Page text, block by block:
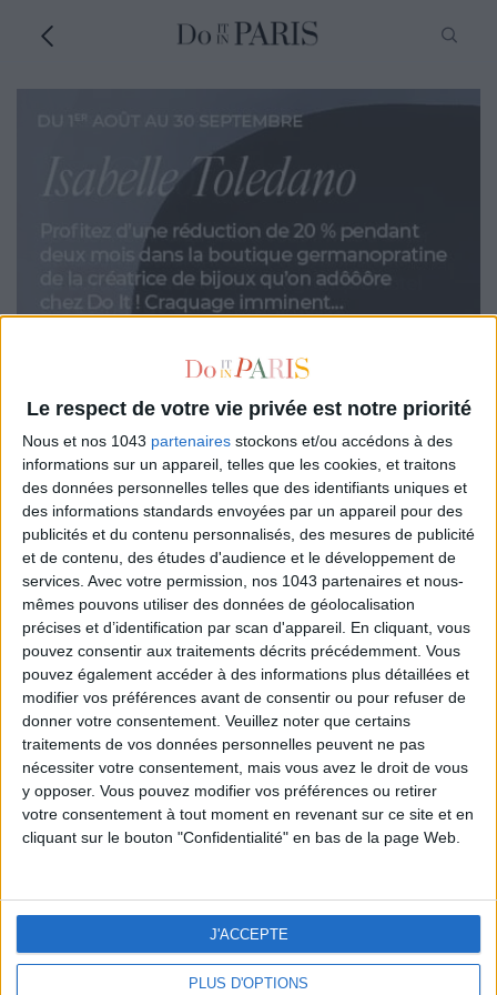
Le respect de votre vie privée est notre priorité
Nous et nos 1043 partenaires stockons et/ou accédons à des
informations sur un appareil, telles que les cookies, et traitons
des données personnelles telles que des identifiants uniques et
des informations standards envoyées par un appareil pour des
publicités et du contenu personnalisés, des mesures de publicité
et de contenu, des études d'audience et le développement de
services. Avec votre permission, nos 1043 partenaires et nous-
mêmes pouvons utiliser des données de géolocalisation
précises et d’identification par scan d'appareil. En cliquant, vous
pouvez consentir aux traitements décrits précédemment. Vous
pouvez également accéder à des informations plus détaillées et
modifier vos préférences avant de consentir ou pour refuser de
donner votre consentement. Veuillez noter que certains
traitements de vos données personnelles peuvent ne pas
nécessiter votre consentement, mais vous avez le droit de vous
y opposer. Vous pouvez modifier vos préférences ou retirer
votre consentement à tout moment en revenant sur ce site et en
cliquant sur le bouton "Confidentialité" en bas de la page Web.
PLUS D'OPTIONS
J'ACCEPTE
CONNECTEZ-VOUS
Connectez-vous pour profiter pleinement de nos
avantages.
Mot de passe oublié ?
Vous n'êtes pas membre du Cercle by Do It ?
m'inscris